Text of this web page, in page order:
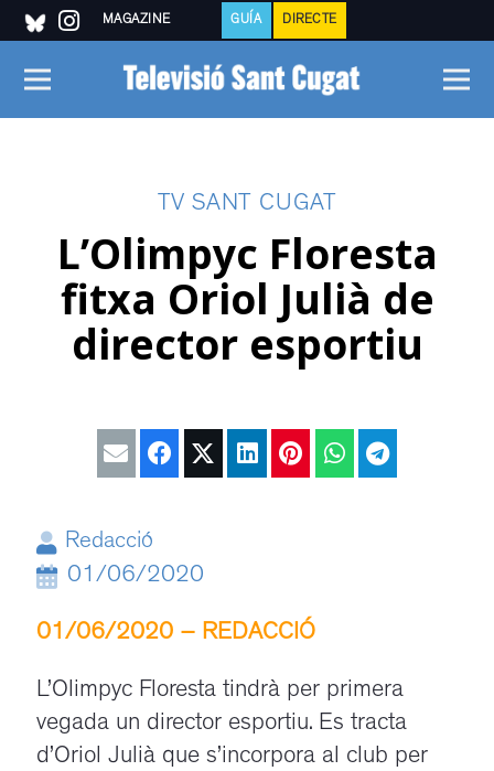
MAGAZINE GUÍA DIRECTE
TV SANT CUGAT
L’Olimpyc Floresta
fitxa Oriol Julià de
director esportiu
Redacció
01/06/2020
01/06/2020 – REDACCIÓ
L’Olimpyc Floresta tindrà per primera
vegada un director esportiu. Es tracta
d’Oriol Julià que s’incorpora al club per